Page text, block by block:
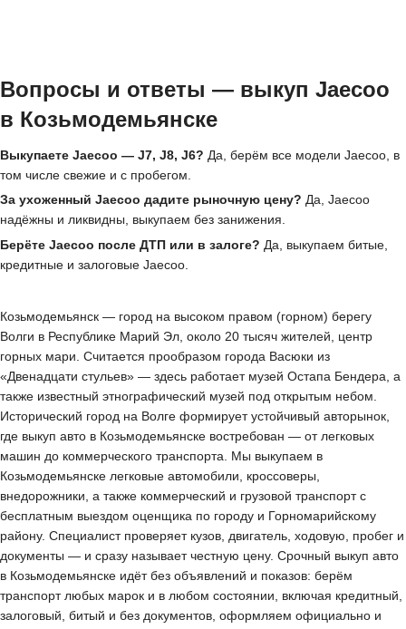
Вопросы и ответы — выкуп Jaecoo
в Козьмодемьянске
Выкупаете Jaecoo — J7, J8, J6? Да, берём все модели Jaecoo, в
том числе свежие и с пробегом.
За ухоженный Jaecoo дадите рыночную цену? Да, Jaecoo
надёжны и ликвидны, выкупаем без занижения.
Берёте Jaecoo после ДТП или в залоге? Да, выкупаем битые,
кредитные и залоговые Jaecoo.
Козьмодемьянск — город на высоком правом (горном) берегу
Волги в Республике Марий Эл, около 20 тысяч жителей, центр
горных мари. Считается прообразом города Васюки из
«Двенадцати стульев» — здесь работает музей Остапа Бендера, а
также известный этнографический музей под открытым небом.
Исторический город на Волге формирует устойчивый авторынок,
где выкуп авто в Козьмодемьянске востребован — от легковых
машин до коммерческого транспорта. Мы выкупаем в
Козьмодемьянске легковые автомобили, кроссоверы,
внедорожники, а также коммерческий и грузовой транспорт с
бесплатным выездом оценщика по городу и Горномарийскому
району. Специалист проверяет кузов, двигатель, ходовую, пробег и
документы — и сразу называет честную цену. Срочный выкуп авто
в Козьмодемьянске идёт без объявлений и показов: берём
транспорт любых марок и в любом состоянии, включая кредитный,
залоговый, битый и без документов, оформляем официально и